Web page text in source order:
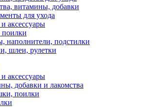
витамины, добавки
для ухода
аксессуары
наполнители, подстилки
шлеи, рулетки
аксессуары
добавки и лакомства
поилки